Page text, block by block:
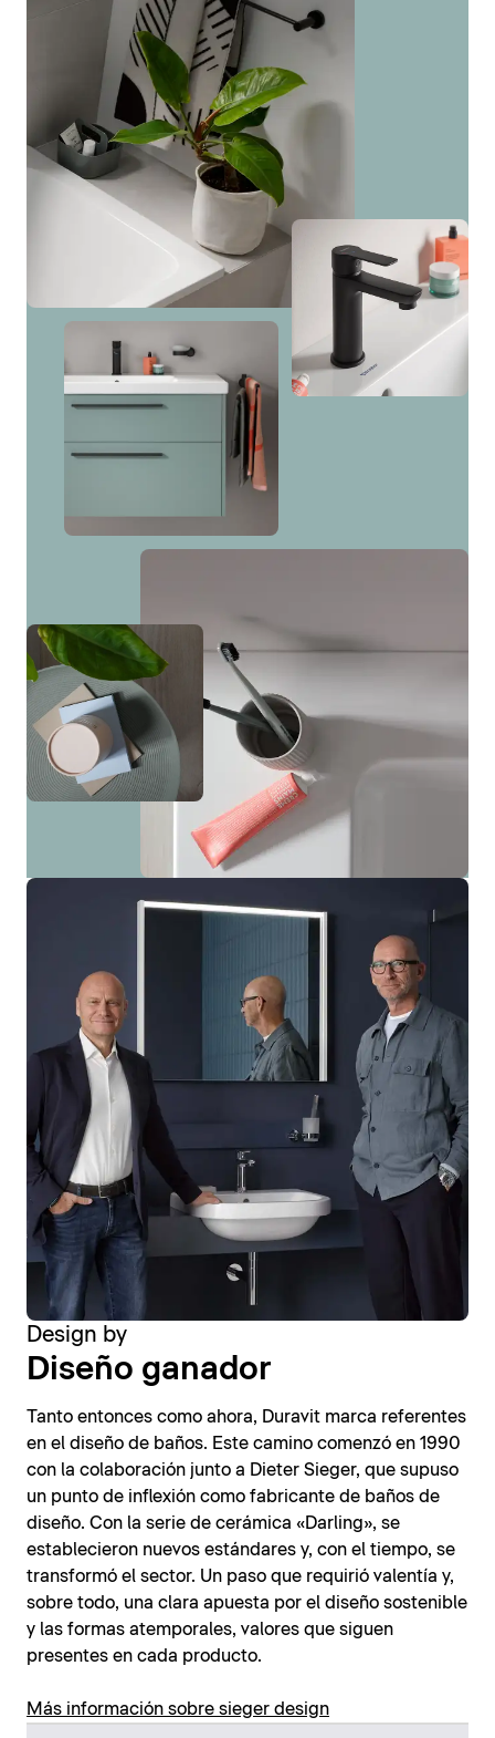
Design by
Diseño ganador
Tanto entonces como ahora, Duravit marca referentes
en el diseño de baños. Este camino comenzó en 1990
con la colaboración junto a Dieter Sieger, que supuso
un punto de inflexión como fabricante de baños de
diseño. Con la serie de cerámica «Darling», se
establecieron nuevos estándares y, con el tiempo, se
transformó el sector. Un paso que requirió valentía y,
sobre todo, una clara apuesta por el diseño sostenible
y las formas atemporales, valores que siguen
presentes en cada producto.
Más información sobre sieger design